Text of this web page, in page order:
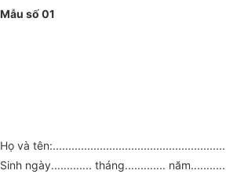
Mẫu số 01
Họ và
Sinh ngày............. tháng.............